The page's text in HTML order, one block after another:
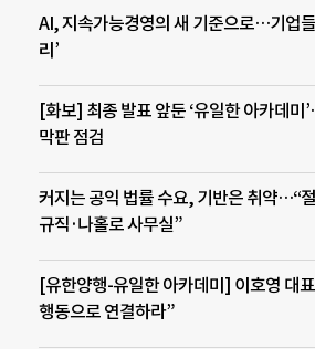
AI, 지속가능경영의 새 기준으로…기업
리’
[화보] 최종 발표 앞둔 ‘유일한 아카데미
막판 점검
커지는 공익 법률 수요, 기반은 취약…“
규직·나홀로 사무실”
[유한양행-유일한 아카데미] 이호영 대
행동으로 연결하라”